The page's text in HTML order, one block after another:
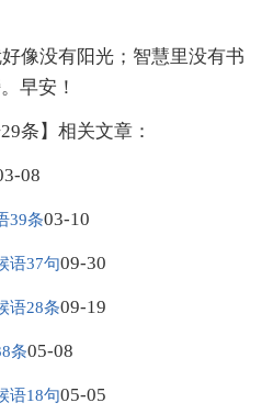
像没有阳光；智慧里没有书
早安！
条】相关文章：
08
39条03-10
语37句09-30
语28条09-19
条05-08
语18句05-05